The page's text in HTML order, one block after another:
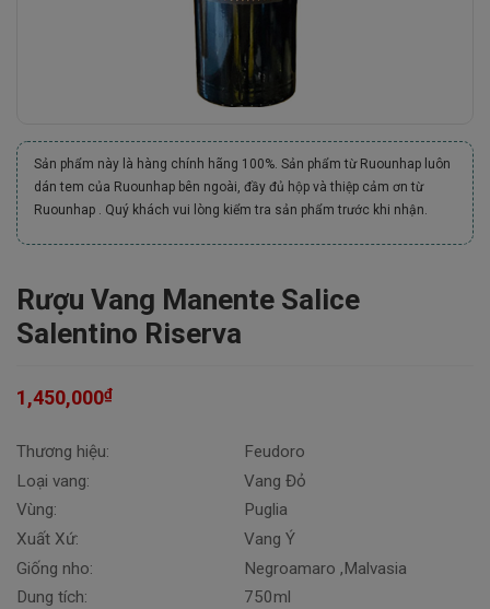
Sản phẩm này là hàng chính hãng 100%. Sản phẩm từ Ruounhap luôn
dán tem của Ruounhap bên ngoài, đầy đủ hộp và thiệp cảm ơn từ
Ruounhap . Quý khách vui lòng kiểm tra sản phẩm trước khi nhận.
Rượu Vang Manente Salice
Salentino Riserva
1,450,000₫
Thương hiệu:
Loại vang:
Vùng:
Xuất Xứ:
Giống nho:
Dung tích:
Feudoro
Vang Đỏ
Puglia
Vang Ý
Negroamaro ,Malvasia
750ml